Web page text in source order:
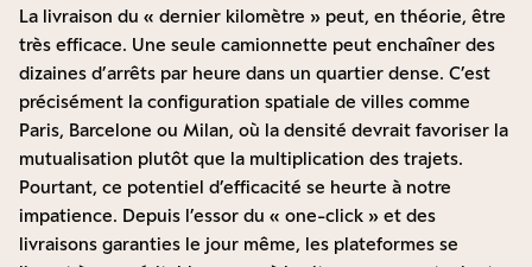
La livraison du « dernier kilomètre » peut, en théorie, être
très efficace. Une seule camionnette peut enchaîner des
dizaines d’arrêts par heure dans un quartier dense. C’est
précisément la configuration spatiale de villes comme
Paris, Barcelone ou Milan, où la densité devrait favoriser la
mutualisation plutôt que la multiplication des trajets.
Pourtant, ce potentiel d’efficacité se heurte à notre
impatience. Depuis l’essor du « one-click » et des
livraisons garanties le jour même, les plateformes se